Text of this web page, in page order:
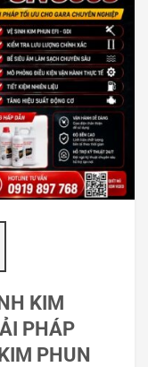
KIM
PHÁP
PHUN